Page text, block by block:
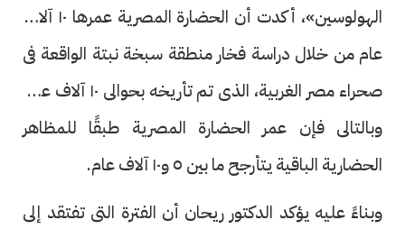
الهولوسين»، أكدت أن الحضارة المصرية عمرها ١٠ آلاف
عام من خلال دراسة فخار منطقة سبخة نبتة الواقعة فى
صحراء مصر الغربية، الذى تم تأريخه بحوالى ١٠ آلاف عام،
وبالتالى فإن عمر الحضارة المصرية طبقًا للمظاهر
الحضارية الباقية يتأرجح ما بين ٥ و١٠ آلاف عام.
وبناءً عليه يؤكد الدكتور ريحان أن الفترة التى تفتقد إلى